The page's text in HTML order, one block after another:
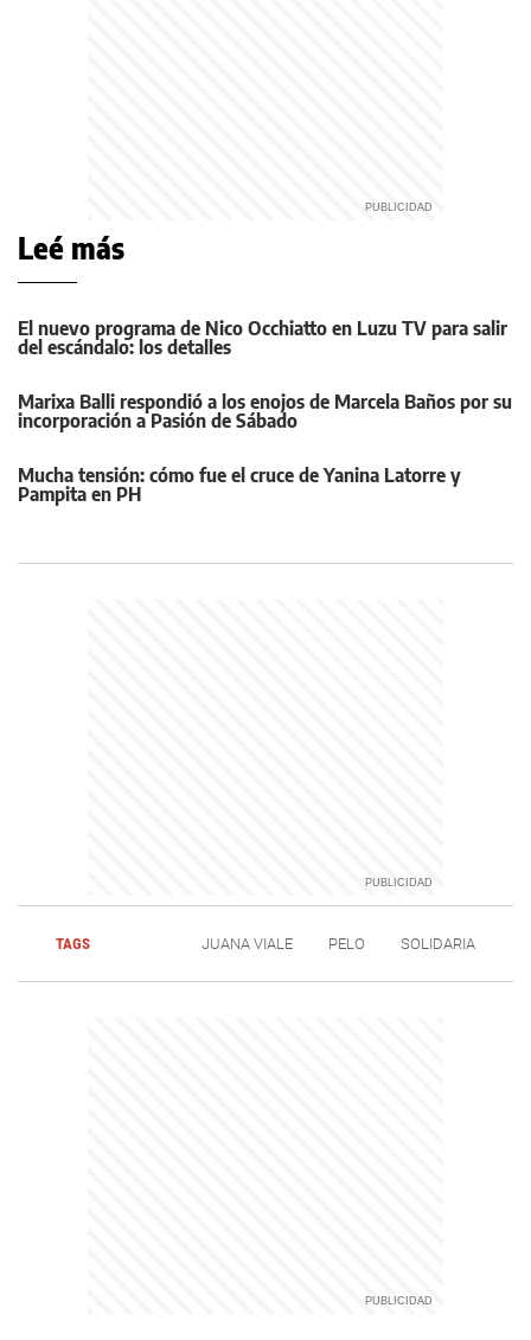
Leé más
El nuevo programa de Nico Occhiatto en Luzu TV para salir
del escándalo: los detalles
Marixa Balli respondió a los enojos de Marcela Baños por su
incorporación a Pasión de Sábado
Mucha tensión: cómo fue el cruce de Yanina Latorre y
Pampita en PH
TAGS JUANA VIALE PELO SOLIDARIA